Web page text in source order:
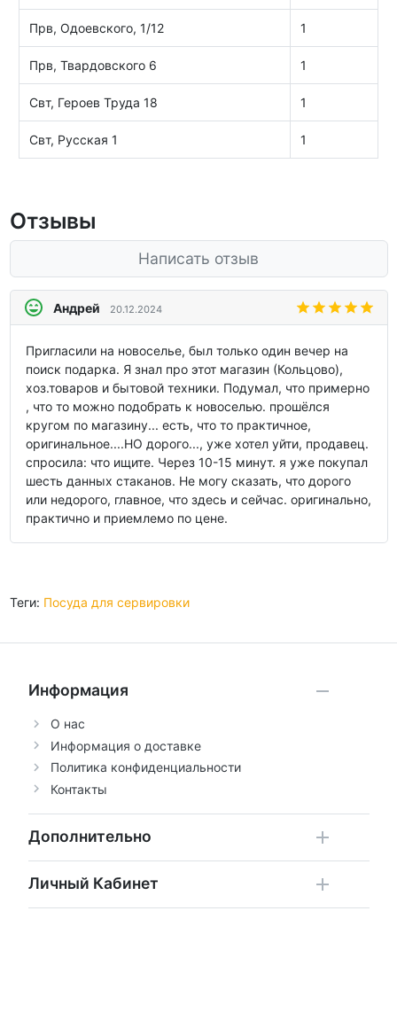
Прв, Одоевского, 1/12 1
Прв, Твардовского 6 1
Свт, Героев Труда 18 1
Свт, Русская 1 1
Отзывы
Написать отзыв
Андрей 20.12.2024
Пригласили на новоселье, был только один вечер на
поиск подарка. Я знал про этот магазин (Кольцово),
хоз.товаров и бытовой техники. Подумал, что примерно
, что то можно подобрать к новоселью. прошёлся
кругом по магазину... есть, что то практичное,
оригинальное....НО дорого..., уже хотел уйти, продавец.
спросила: что ищите. Через 10-15 минут. я уже покупал
шесть данных стаканов. Не могу сказать, что дорого
или недорого, главное, что здесь и сейчас. оригинально,
практично и приемлемо по цене.
Теги: Посуда для сервировки
Информация
О нас
Информация о доставке
Политика конфиденциальности
Контакты
Дополнительно
Личный Кабинет